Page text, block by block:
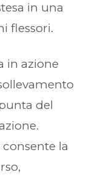
in una
flessori.
in azione
del
la